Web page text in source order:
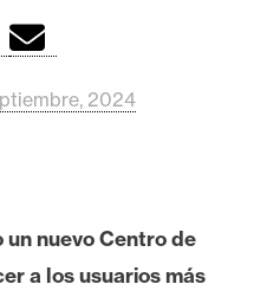
2024
nuevo Centro de
a los usuarios más